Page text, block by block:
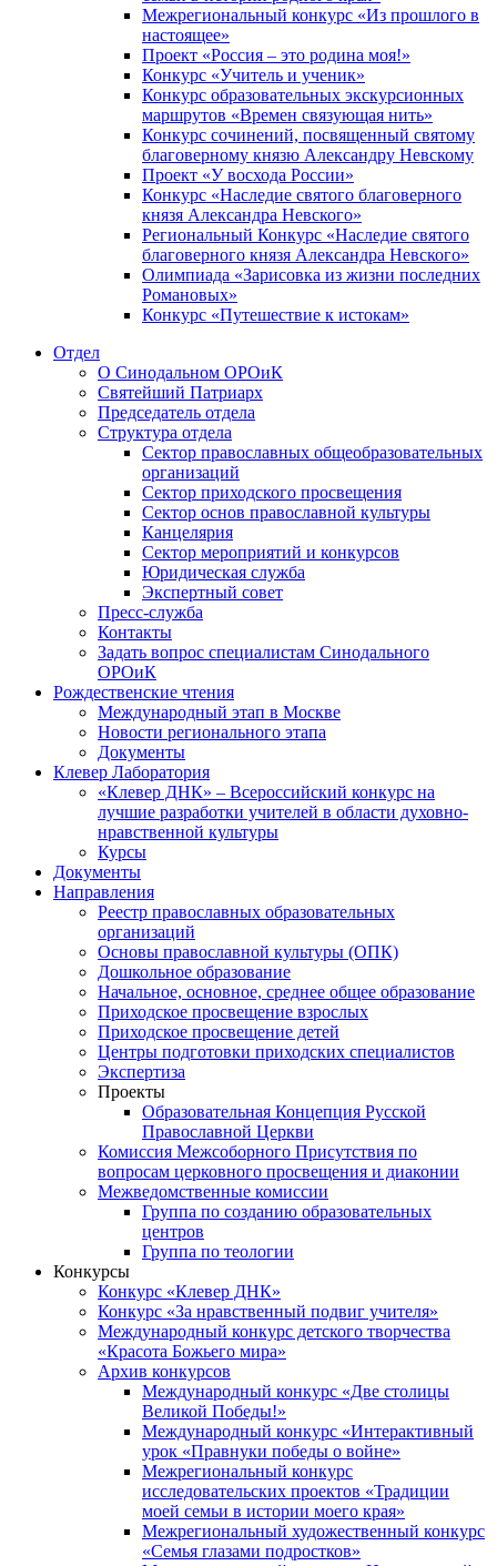
Межрегиональный конкурс «Из прошлого в
настоящее»
Проект «Россия – это родина моя!»
Конкурс «Учитель и ученик»
Конкурс образовательных экскурсионных
маршрутов «Времен связующая нить»
Конкурс сочинений, посвященный святому
благоверному князю Александру Невскому
Проект «У восхода России»
Конкурс «Наследие святого благоверного
князя Александра Невского»
Региональный Конкурс «Наследие святого
благоверного князя Александра Невского»
Олимпиада «Зарисовка из жизни последних
Романовых»
Конкурс «Путешествие к истокам»
Отдел
О Синодальном ОРОиК
Святейший Патриарх
Председатель отдела
Структура отдела
Сектор православных общеобразовательных
организаций
Сектор приходского просвещения
Сектор основ православной культуры
Канцелярия
Сектор мероприятий и конкурсов
Юридическая служба
Экспертный совет
Пресс-служба
Контакты
Задать вопрос специалистам Синодального
ОРОиК
Рождественские чтения
Международный этап в Москве
Новости регионального этапа
Документы
Клевер Лаборатория
«Клевер ДНК» – Всероссийский конкурс на
лучшие разработки учителей в области духовно-
нравственной культуры
Курсы
Документы
Направления
Реестр православных образовательных
организаций
Основы православной культуры (ОПК)
Дошкольное образование
Начальное, основное, среднее общее образование
Приходское просвещение взрослых
Приходское просвещение детей
Центры подготовки приходских специалистов
Экспертиза
Проекты
Образовательная Концепция Русской
Православной Церкви
Комиссия Межсоборного Присутствия по
вопросам церковного просвещения и диаконии
Межведомственные комиссии
Группа по созданию образовательных
центров
Группа по теологии
Конкурсы
Конкурс «Клевер ДНК»
Конкурс «За нравственный подвиг учителя»
Международный конкурс детского творчества
«Красота Божьего мира»
Архив конкурсов
Международный конкурс «Две столицы
Великой Победы!»
Международный конкурс «Интерактивный
урок «Правнуки победы о войне»
Межрегиональный конкурс
исследовательских проектов «Традиции
моей семьи в истории моего края»
Межрегиональный художественный конкурс
«Семья глазами подростков»